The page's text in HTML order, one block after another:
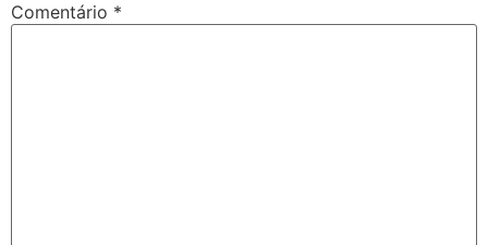
giriş
Comentário *